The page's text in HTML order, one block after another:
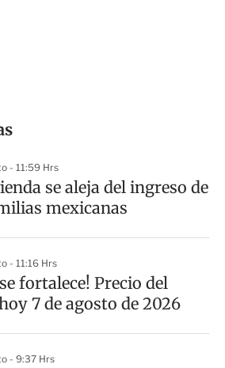
- 11:59 Hrs
se aleja del ingreso de
mexicanas
- 11:16 Hrs
se fortalece! Precio del
7 de agosto de 2026
- 9:37 Hrs